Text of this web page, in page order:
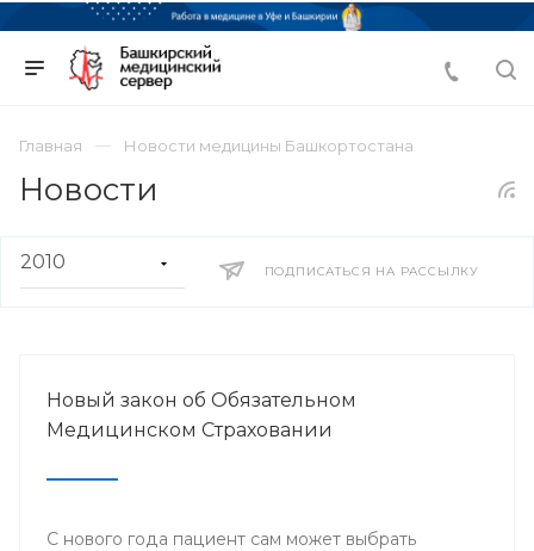
Главная Новости медицины Башкортостана
Новости
ПОДПИСАТЬСЯ НА РАССЫЛКУ
Новый закон об Обязательном
Медицинском Страховании
С нового года пациент сам может выбрать